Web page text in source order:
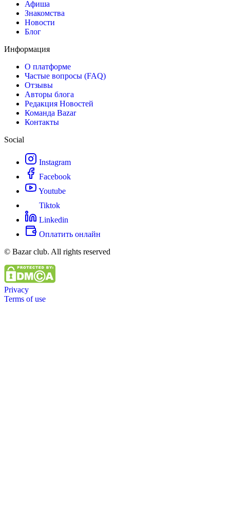
Афиша
Знакомства
Новости
Блог
Информация
О платформе
Частые вопросы (FAQ)
Отзывы
Авторы блога
Редакция Новостей
Команда Bazar
Контакты
Social
Instagram
Facebook
Youtube
Tiktok
Linkedin
Оплатить онлайн
© Bazar club. All rights reserved
Privacy
Terms of use